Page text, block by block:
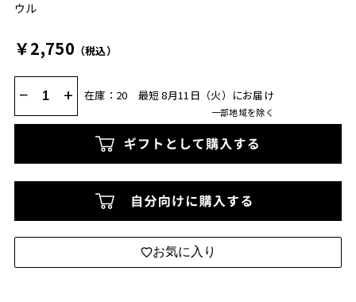
ウル
￥2,750 （税込）
− + 在庫：20 最短 8月11日（火）にお届け
一部地域を除く
お気に入り